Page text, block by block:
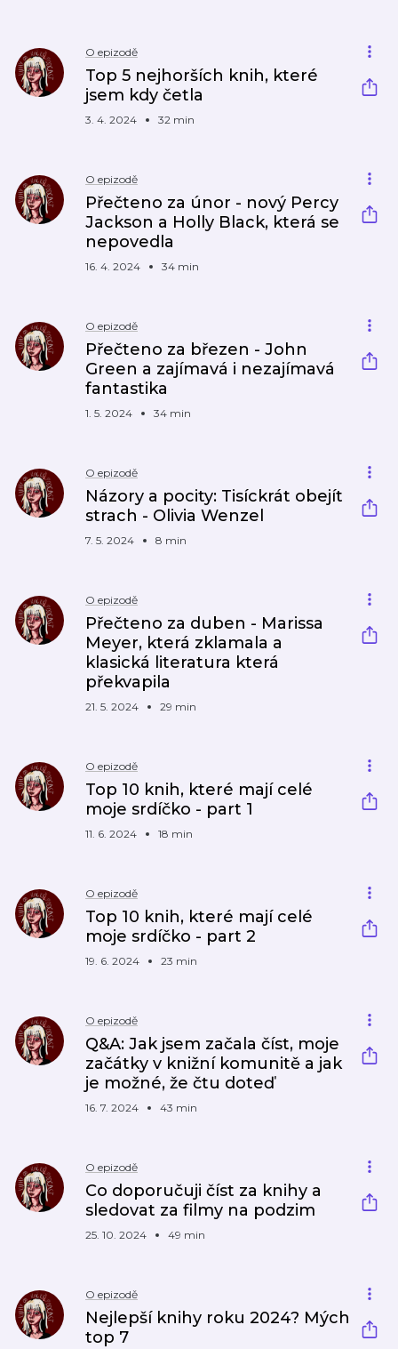
O epizodě
Top 5 nejhorších knih, které
jsem kdy četla
3. 4. 2024 32 min
O epizodě
Přečteno za únor - nový Percy
Jackson a Holly Black, která se
nepovedla
16. 4. 2024 34 min
O epizodě
Přečteno za březen - John
Green a zajímavá i nezajímavá
fantastika
1. 5. 2024 34 min
O epizodě
Názory a pocity: Tisíckrát obejít
strach - Olivia Wenzel
7. 5. 2024 8 min
O epizodě
Přečteno za duben - Marissa
Meyer, která zklamala a
klasická literatura která
překvapila
21. 5. 2024 29 min
O epizodě
Top 10 knih, které mají celé
moje srdíčko - part 1
11. 6. 2024 18 min
O epizodě
Top 10 knih, které mají celé
moje srdíčko - part 2
19. 6. 2024 23 min
O epizodě
Q&A: Jak jsem začala číst, moje
začátky v knižní komunitě a jak
je možné, že čtu doteď
16. 7. 2024 43 min
O epizodě
Co doporučuji číst za knihy a
sledovat za filmy na podzim
25. 10. 2024 49 min
O epizodě
Nejlepší knihy roku 2024? Mých
top 7